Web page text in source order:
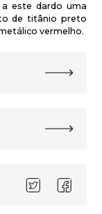
este dardo uma
de titânio preto
vermelho.